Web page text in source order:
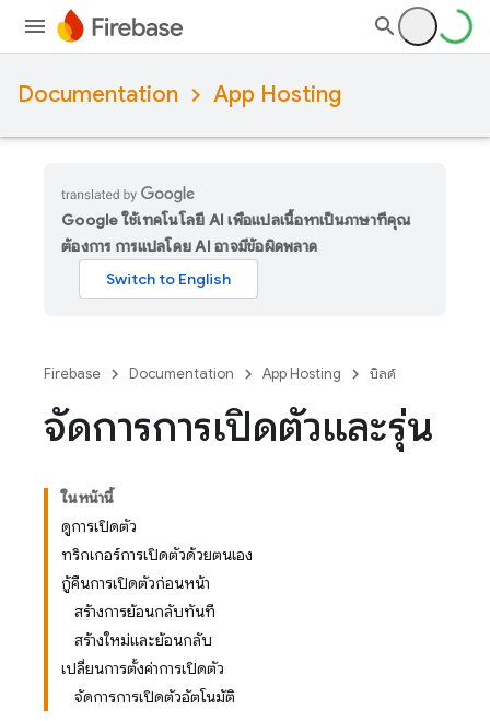
Documentation App Hosting
Google ใช้เทคโนโลยี AI เพื่อแปลเนื้อหาเป็นภาษาที่คุณ
ต้องการ การแปลโดย AI อาจมีข้อผิดพลาด
Firebase Documentation App Hosting บิลด์
จัดการการเปิดตัวและรุ่น
ในหน้านี้
ดูการเปิดตัว
ทริกเกอร์การเปิดตัวด้วยตนเอง
กู้คืนการเปิดตัวก่อนหน้า
สร้างการย้อนกลับทันที
สร้างใหม่และย้อนกลับ
เปลี่ยนการตั้งค่าการเปิดตัว
จัดการการเปิดตัวอัตโนมัติ